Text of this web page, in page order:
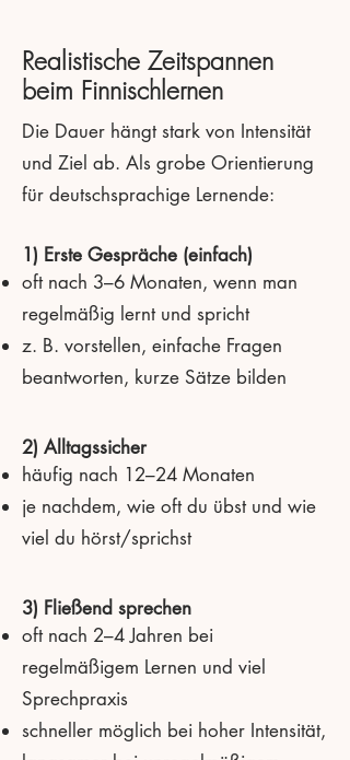
Realistische Zeitspannen
beim Finnischlernen
Die Dauer hängt stark von Intensität
und Ziel ab. Als grobe Orientierung
für deutschsprachige Lernende:
1) Erste Gespräche (einfach)
oft nach 3–6 Monaten, wenn man
regelmäßig lernt und spricht
z. B. vorstellen, einfache Fragen
beantworten, kurze Sätze bilden
2) Alltagssicher
häufig nach 12–24 Monaten
je nachdem, wie oft du übst und wie
viel du hörst/sprichst
3) Fließend sprechen
oft nach 2–4 Jahren bei
regelmäßigem Lernen und viel
Sprechpraxis
schneller möglich bei hoher Intensität,